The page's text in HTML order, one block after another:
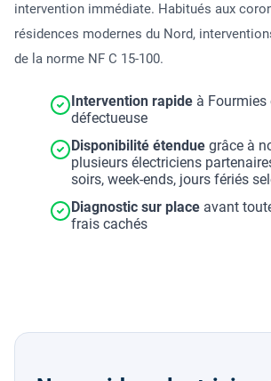
intervention immédiate. Habitués aux
résidences modernes du Nord,
de la norme NF C 15-100.
Intervention rapide à Fourmies
défectueuse
Disponibilité étendue grâce à
plusieurs électriciens
soirs, week-ends, jours fériés
Diagnostic sur place avant
frais cachés